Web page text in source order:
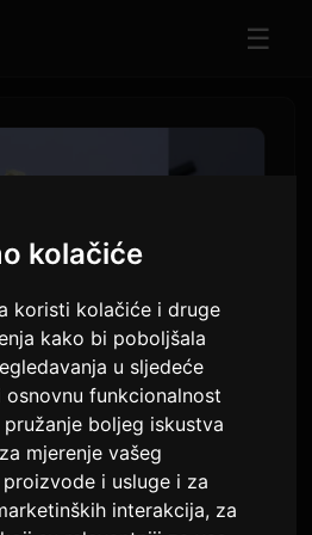
kolačiće
koristi kolačiće i druge
kako bi poboljšala
u sljedeće
funkcionalnost
pružanje boljeg iskustva
za mjerenje vašeg
i usluge i za
interakcija, za
☰
singl '10' uoči
albuma
2026